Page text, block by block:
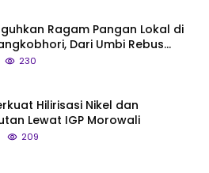
Ragam Pangan Lokal di
Dari Umbi Rebus
Beras Muna
230
Hilirisasi Nikel dan
Lewat IGP Morowali
209